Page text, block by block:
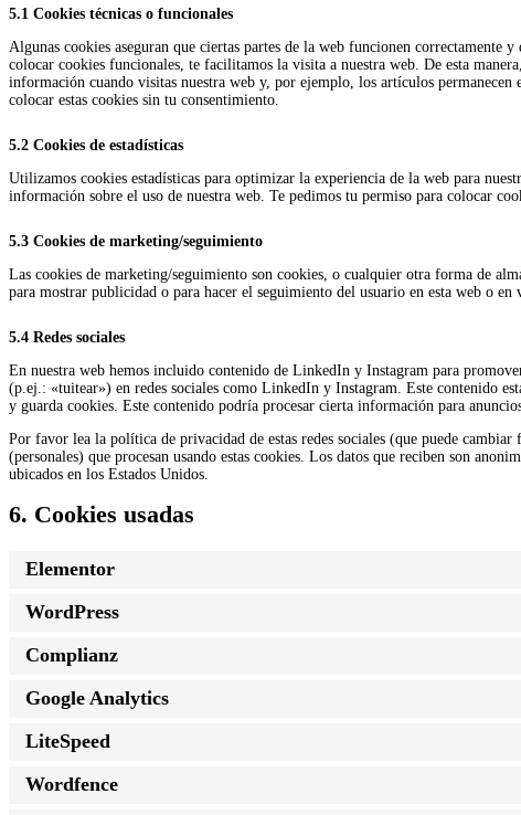
5.1 Cookies técnicas o funcionales
Algunas cookies aseguran que ciertas partes de la web funcionen correctamente
colocar cookies funcionales, te facilitamos la visita a nuestra web. De esta
información cuando visitas nuestra web y, por ejemplo, los artículos permanecen
colocar estas cookies sin tu consentimiento.
5.2 Cookies de estadísticas
Utilizamos cookies estadísticas para optimizar la experiencia de la web para
información sobre el uso de nuestra web. Te pedimos tu permiso para colocar
5.3 Cookies de marketing/seguimiento
Las cookies de marketing/seguimiento son cookies, o cualquier otra forma de
para mostrar publicidad o para hacer el seguimiento del usuario en esta web o en
5.4 Redes sociales
En nuestra web hemos incluido contenido de LinkedIn y Instagram para
(p.ej.: «tuitear») en redes sociales como LinkedIn y Instagram. Este contenido
y guarda cookies. Este contenido podría procesar cierta información para
Por favor lea la política de privacidad de estas redes sociales (que puede cambiar
(personales) que procesan usando estas cookies. Los datos que reciben son
ubicados en los Estados Unidos.
6. Cookies usadas
Elementor
WordPress
Complianz
Google Analytics
LiteSpeed
Wordfence